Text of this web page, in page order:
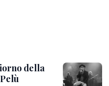
della